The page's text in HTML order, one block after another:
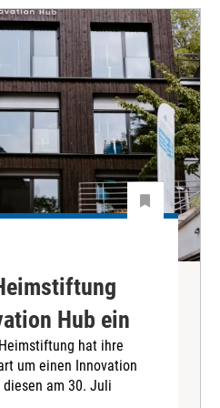
Hub ein
hat ihre
um einen Innovation
am 30. Juli